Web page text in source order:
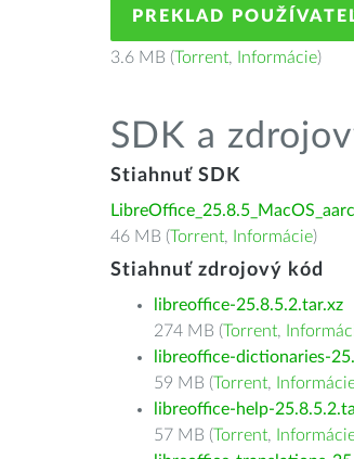
PREKLAD
3.6 MB (Torrent, Informácie)
SDK a
Stiahnuť SDK
46 MB (Torrent, Informácie)
Stiahnuť zdrojový kód
libreoffice-25.8.5.2.tar.xz
274 MB (Torrent,
libreoffice-dictionaries-
59 MB (Torrent,
libreoffice-help-
57 MB (Torrent,